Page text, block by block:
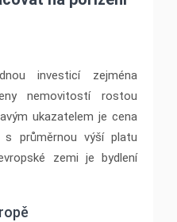
investicí zejména
nemovitostí rostou
ukazatelem je cena
průměrnou výší platu
zemi je bydlení